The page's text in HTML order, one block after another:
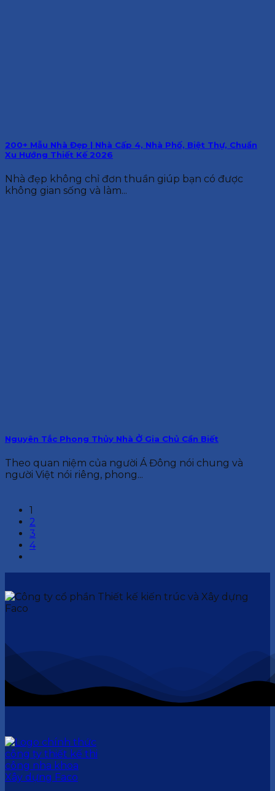
200+ Mẫu Nhà Đẹp | Nhà Cấp 4, Nhà Phố, Biệt Thự, Chuẩn
Xu Hướng Thiết Kế 2026
Nhà đẹp không chỉ đơn thuần giúp bạn có được
không gian sống và làm...
Nguyên Tắc Phong Thủy Nhà Ở Gia Chủ Cần Biết
Theo quan niệm của người Á Đông nói chung và
người Việt nói riêng, phong...
1
2
3
4